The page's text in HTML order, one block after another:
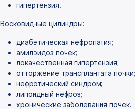
гипертензия.
Восковидные цилиндры:
диабетическая нефропатия;
амилоидоз почек;
локачественная гипертензия;
отторжение трансплантата почки;
нефротический синдром;
липоидный нефроз;
хронические заболевания почек.